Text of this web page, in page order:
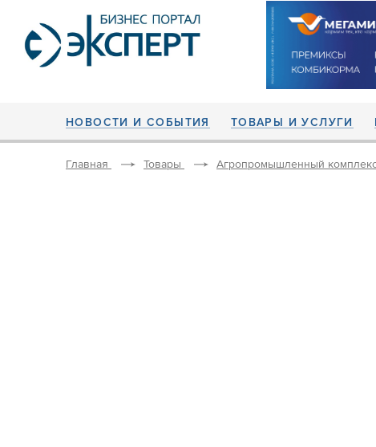
НОВОСТИ И СОБЫТИЯ ТОВАРЫ И УСЛУГИ
Главная Товары Агропромышленный